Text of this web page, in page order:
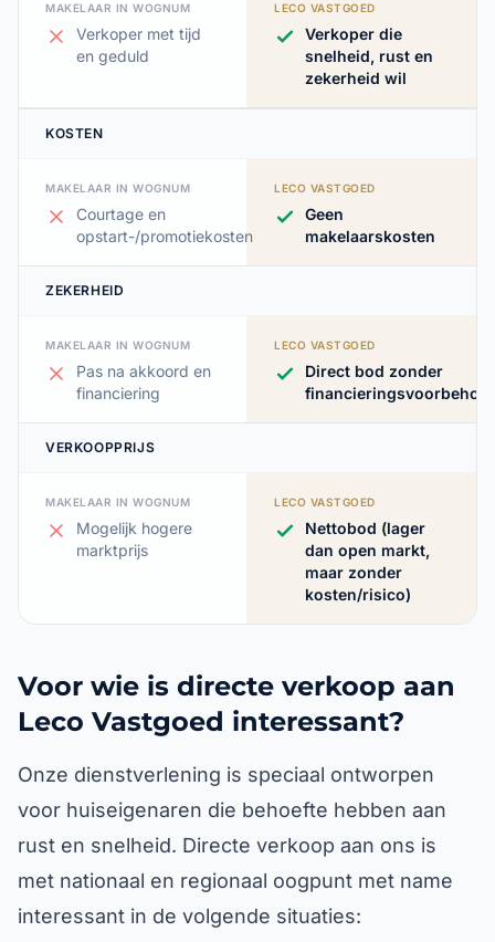
MAKELAAR IN WOGNUM
Verkoper met tijd
en geduld
LECO VASTGOED
Verkoper die
snelheid, rust en
zekerheid wil
KOSTEN
MAKELAAR IN WOGNUM
Courtage en
opstart-/promotiekosten
LECO VASTGOED
Geen
makelaarskosten
ZEKERHEID
MAKELAAR IN WOGNUM
Pas na akkoord en
financiering
LECO VASTGOED
Direct bod zonder
VERKOOPPRIJS
MAKELAAR IN WOGNUM
Mogelijk hogere
marktprijs
LECO VASTGOED
Nettobod (lager
dan open markt,
maar zonder
kosten/risico)
Voor wie is directe verkoop aan
Leco Vastgoed interessant?
Onze dienstverlening is speciaal ontworpen
voor huiseigenaren die behoefte hebben aan
rust en snelheid. Directe verkoop aan ons is
met nationaal en regionaal oogpunt met name
interessant in de volgende situaties: